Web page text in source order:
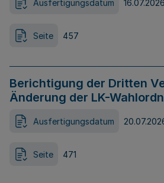
Ausfertigungsdatum 16.07.2026
Seite 457
Berichtigung der Dritten
Änderung der LK-
Ausfertigungsdatum
Seite 471